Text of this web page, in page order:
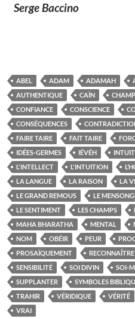
Serge Baccino
ABEL ADAM ADAMAH
AUTHENTIQUE
CAÏN
CONFIANCE
CONSCIENCE
CONSÉQUENCES
FAIRE TAIRE
FAIT TAIRE
IDÉES-GERMES
IÉVÉH
L'INTELLECT
L'INTUITION
LA LANGUE
LA RAISON LA
LE GRAND REMOUS
LE
LE SENTIMENT
LES CHAMPS
MAHA BHARATHA
MENTAL
NOM
OBÉIR PEUR
PROSAÏQUEMENT
RECONNAÎTRE
SENSIBILITÉ
SOI DIVIN SOI-
SUPPLANTER
SYMBOLES
TRAHIR
VÉRIDIQUE VÉRITÉ
VRAI